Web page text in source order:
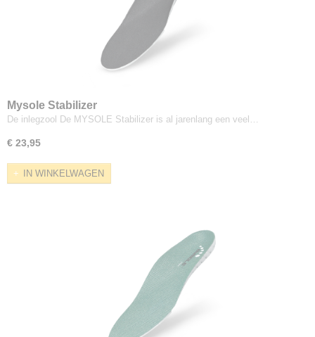
Mysole Stabilizer
De inlegzool De MYSOLE Stabilizer is al jarenlang een veel…
€ 23,95
IN WINKELWAGEN